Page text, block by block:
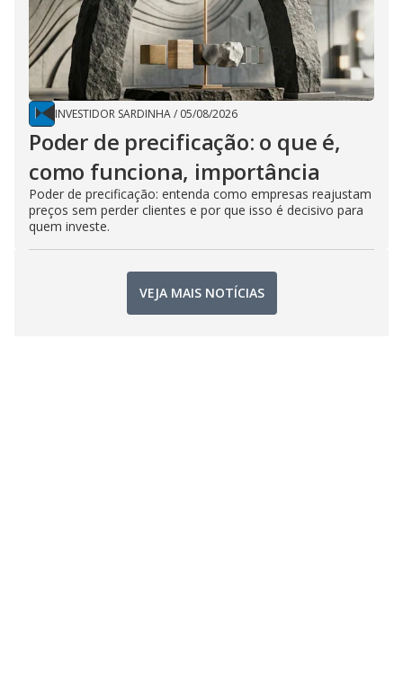
INVESTIDOR SARDINHA/ 05/08/2026
Poder de precificação: o que é,
como funciona, importância
Poder de precificação: entenda como empresas reajustam
preços sem perder clientes e por que isso é decisivo para
quem investe.
VEJA MAIS NOTÍCIAS